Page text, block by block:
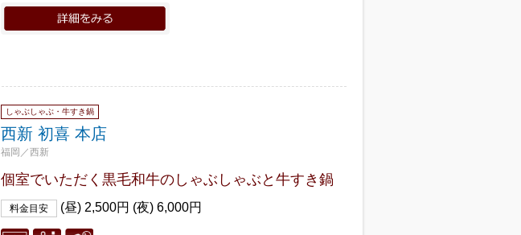
しゃぶしゃぶ・牛すき鍋
西新 初喜 本店
福岡／西新
個室でいただく黒毛和牛のしゃぶしゃぶと牛すき鍋
料金目安 (昼) 2,500円 (夜) 6,000円